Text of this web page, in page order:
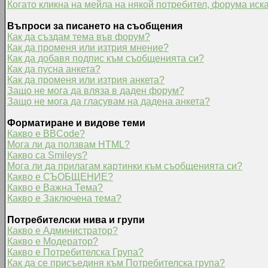
Когато кликна на мейла на някой потребител, форума
Въпроси за писането на съобщения
Как да създам тема във форум?
Как да променя или изтрия мнение?
Как да добавя подпис към съобщенията си?
Как да пусна анкета?
Как да променя или изтрия анкета?
Защо не мога да вляза в даден форум?
Защо не мога да гласувам на дадена анкета?
Форматиране и видове теми
Какво е BBCode?
Мога ли да ползвам HTML?
Какво са Smileys?
Мога ли да прилагам картинки към съобщенията си?
Какво е СЪОБЩЕНИЕ?
Какво е Важна Тема?
Какво е Заключена тема?
Потребителски нива и групи
Какво е Администратор?
Какво е Модератор?
Какво е Потребителска Група?
Как да се присъединя към Потребителска група?